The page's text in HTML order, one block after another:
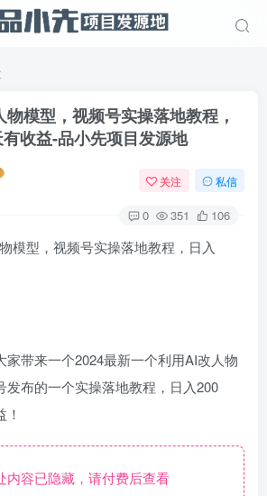
模型，视频号实操落地教程，
收益-品小先项目发源地
关注 私信
0 351 106
家带来一个2024最新一个利用AI改人物
发布的一个实操落地教程，日入200
容已隐藏，请付费后查看